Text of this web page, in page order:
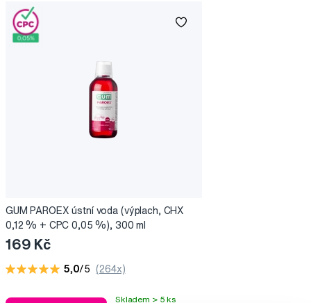
GUM PAROEX ústní voda (výplach, CHX
0,12 % + CPC 0,05 %), 300 ml
169 Kč
5,0/5 (264x)
Skladem > 5 ks